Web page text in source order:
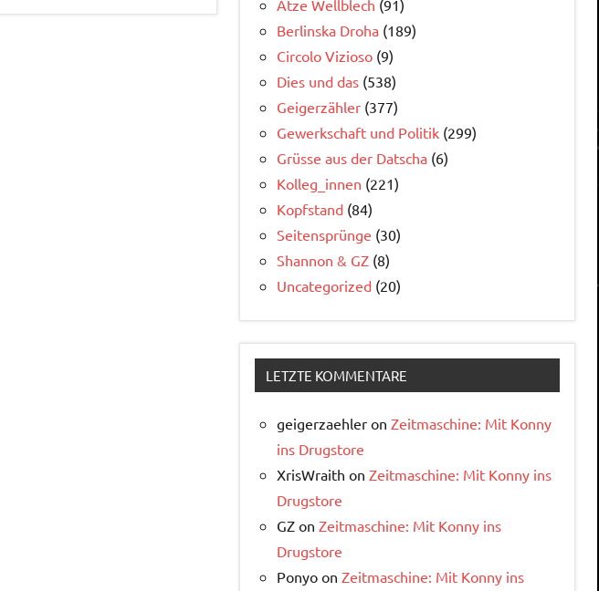
Atze Wellblech (91)
Berlinska Droha (189)
Circolo Vizioso (9)
Dies und das (538)
Geigerzähler (377)
Gewerkschaft und Politik (299)
Grüsse aus der Datscha (6)
Kolleg_innen (221)
Kopfstand (84)
Seitensprünge (30)
Shannon & GZ (8)
Uncategorized (20)
LETZTE KOMMENTARE
geigerzaehler on Zeitmaschine: Mit Konny
ins Drugstore
XrisWraith on Zeitmaschine: Mit Konny ins
Drugstore
GZ on Zeitmaschine: Mit Konny ins
Drugstore
Ponyo on Zeitmaschine: Mit Konny ins